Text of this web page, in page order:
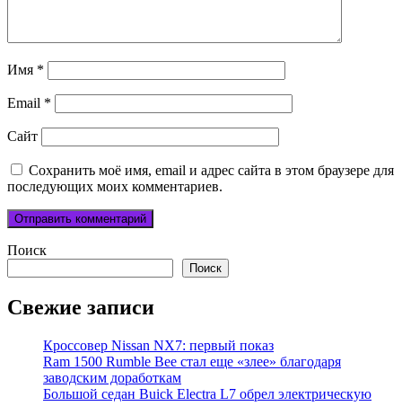
Имя *
Email *
Сайт
Сохранить моё имя, email и адрес сайта в этом браузере для
последующих моих комментариев.
Поиск
Поиск
Свежие записи
Кроссовер Nissan NX7: первый показ
Ram 1500 Rumble Bee стал еще «злее» благодаря
заводским доработкам
Большой седан Buick Electra L7 обрел электрическую